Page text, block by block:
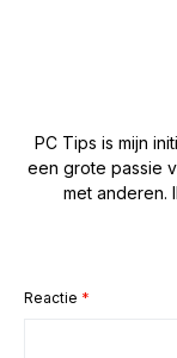
PC Tips is mijn
een grote passie
met anderen.
Reactie *